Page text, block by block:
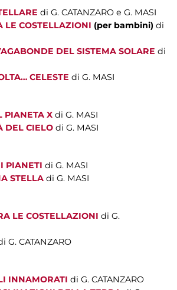
di G. CATANZARO e G. MASI
LE COSTELLAZIONI (per bambini) di
DEL SISTEMA SOLARE di
CELESTE di G. MASI
PIANETA X di G. MASI
DEL CIELO di G. MASI
PIANETI di G. MASI
STELLA di G. MASI
LE COSTELLAZIONI di G.
G. CATANZARO
INNAMORATI di G. CATANZARO